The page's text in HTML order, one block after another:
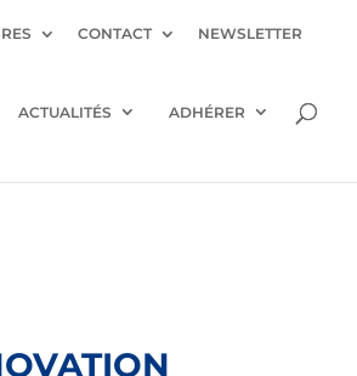
CONTACT NEWSLETTER
ACTUALITÉS ADHÉRER